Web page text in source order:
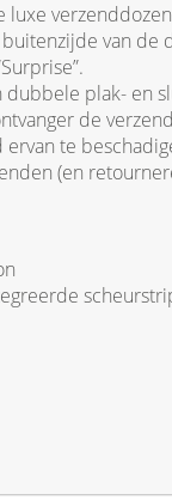
van de
dubbele plak- en
de
te
(en